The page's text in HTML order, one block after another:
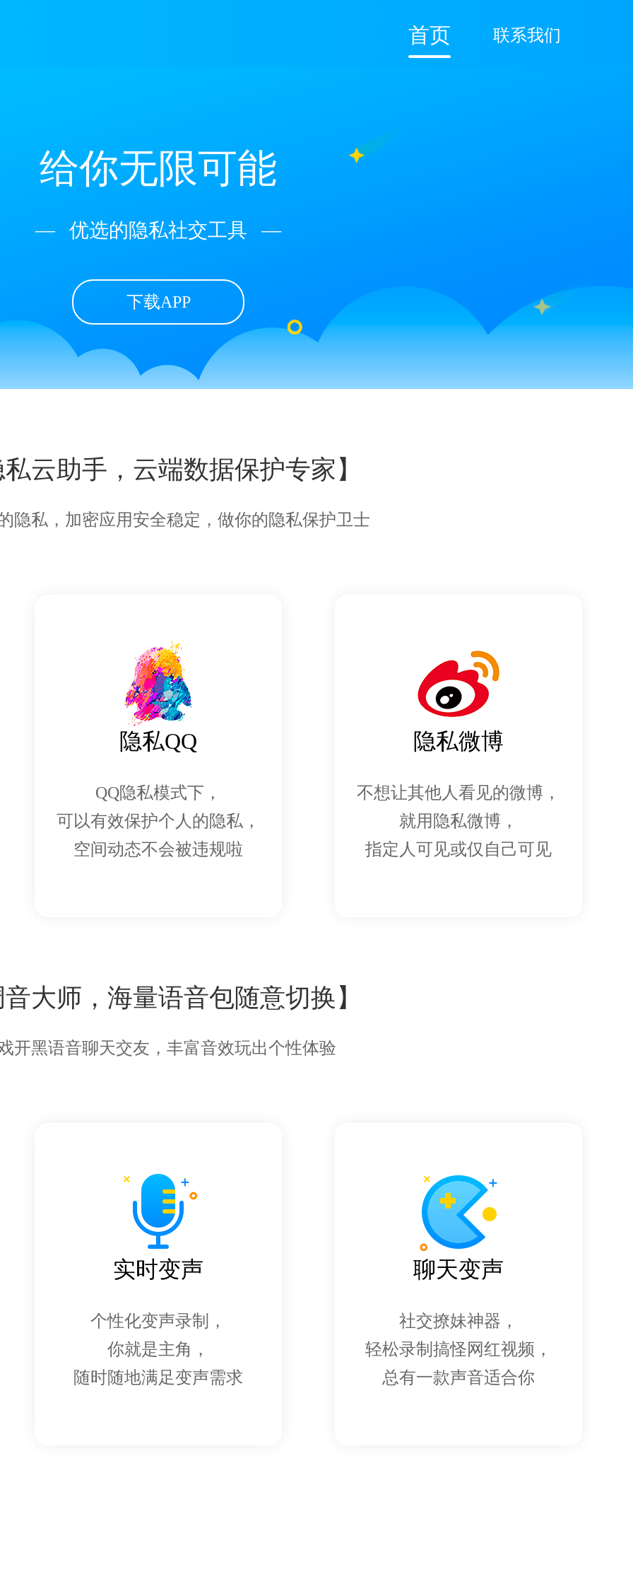
首页 联系我们
给你无限可能
— 优选的隐私社交工具 —
下载APP
云助手，云端数据保护专家】
隐私，加密应用安全稳定，做你的隐私保护卫士
隐私QQ
QQ隐私模式下，
可以有效保护个人的隐私，
空间动态不会被违规啦
隐私微博
不想让其他人看见的微博，
就用隐私微博，
指定人可见或仅自己可见
大师，海量语音包随意切换】
开黑语音聊天交友，丰富音效玩出个性体验
实时变声
个性化变声录制，
你就是主角，
随时随地满足变声需求
聊天变声
社交撩妹神器，
轻松录制搞怪网红视频，
总有一款声音适合你